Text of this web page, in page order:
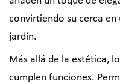
convirtiendo su cerca
jardín.
Más allá de la estética,
cumplen funciones.